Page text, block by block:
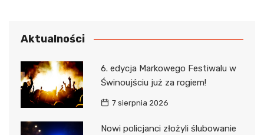
Aktualności
6. edycja Markowego Festiwalu w
Świnoujściu już za rogiem!
7 sierpnia 2026
Nowi policjanci złożyli ślubowanie